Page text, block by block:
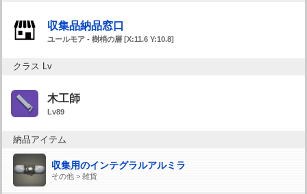
収集品納品窓口
ユールモア - 樹梢の層 [X:11.6 Y:10.8]
クラス Lv
木工師
Lv89
納品アイテム
収集用のインテグラルアルミラ
その他 > 雑貨